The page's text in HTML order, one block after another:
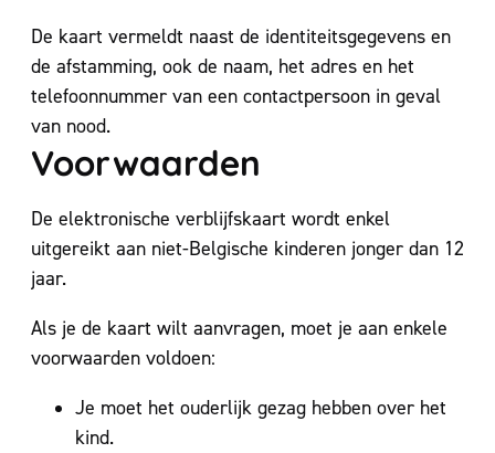
De kaart vermeldt naast de identiteitsgegevens en
de afstamming, ook de naam, het adres en het
telefoonnummer van een contactpersoon in geval
van nood.
Voorwaarden
De elektronische verblijfskaart wordt enkel
uitgereikt aan niet-Belgische kinderen jonger dan 12
jaar.
Als je de kaart wilt aanvragen, moet je aan enkele
voorwaarden voldoen:
Je moet het ouderlijk gezag hebben over het
kind.